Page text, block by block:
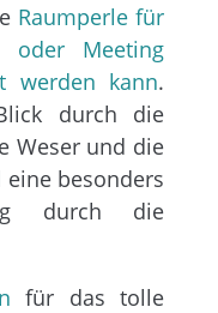
Raumperle für
oder Meeting
werden kann.
durch die
Weser und die
besonders
durch die
für das tolle